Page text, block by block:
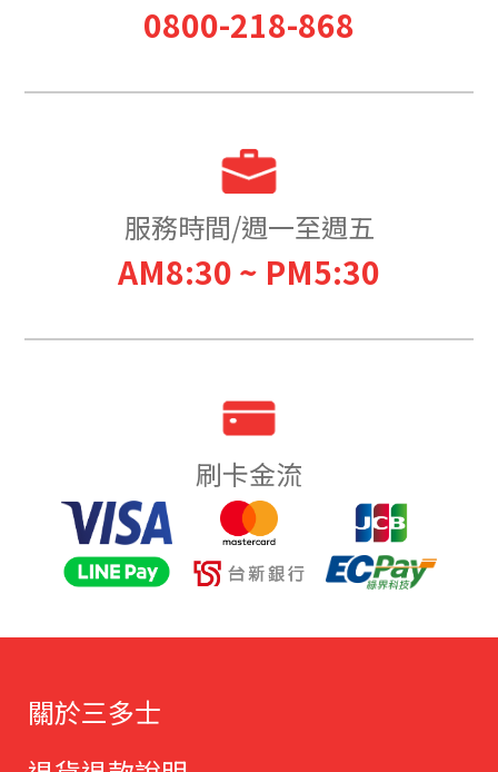
0800-218-868
服務時間/週一至週五
AM8:30 ~ PM5:30
刷卡金流
關於三多士